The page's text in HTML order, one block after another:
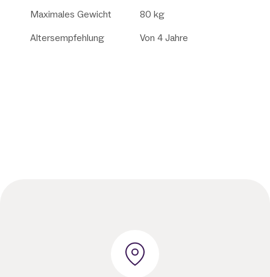
Maximales Gewicht
80 kg
Altersempfehlung
Von 4 Jahre